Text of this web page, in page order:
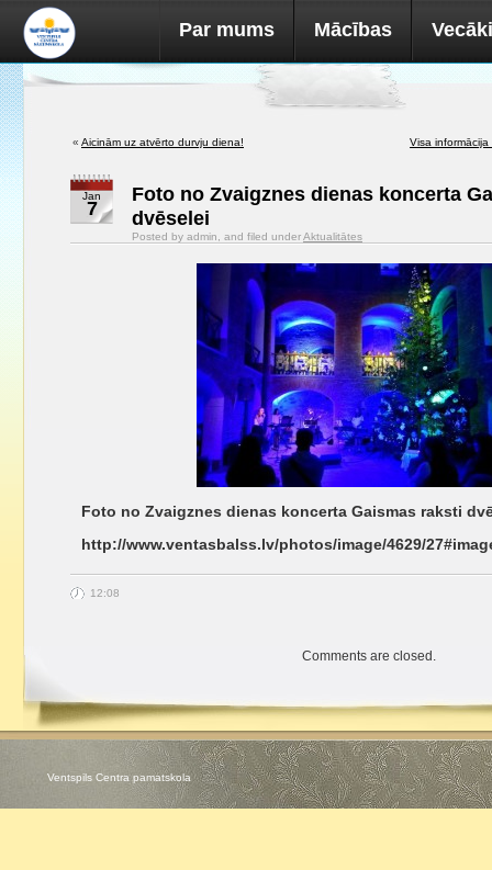
Par mums Mācības
« Aicinām uz atvērto durvju diena! Visa
Jan
7
Foto no Zvaigznes dienas koncerta
dvēselei
Posted by admin, and filed underAktualitātes
Foto no Zvaigznes dienas koncerta Gaismas raksti
http://www.ventasbalss.lv/photos/image/4629/
12:08
Comments are closed.
Ventspils Centra pamatskola